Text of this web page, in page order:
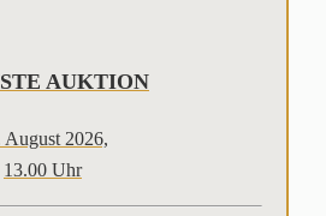
AUKTION
August 2026,
13.00 Uhr